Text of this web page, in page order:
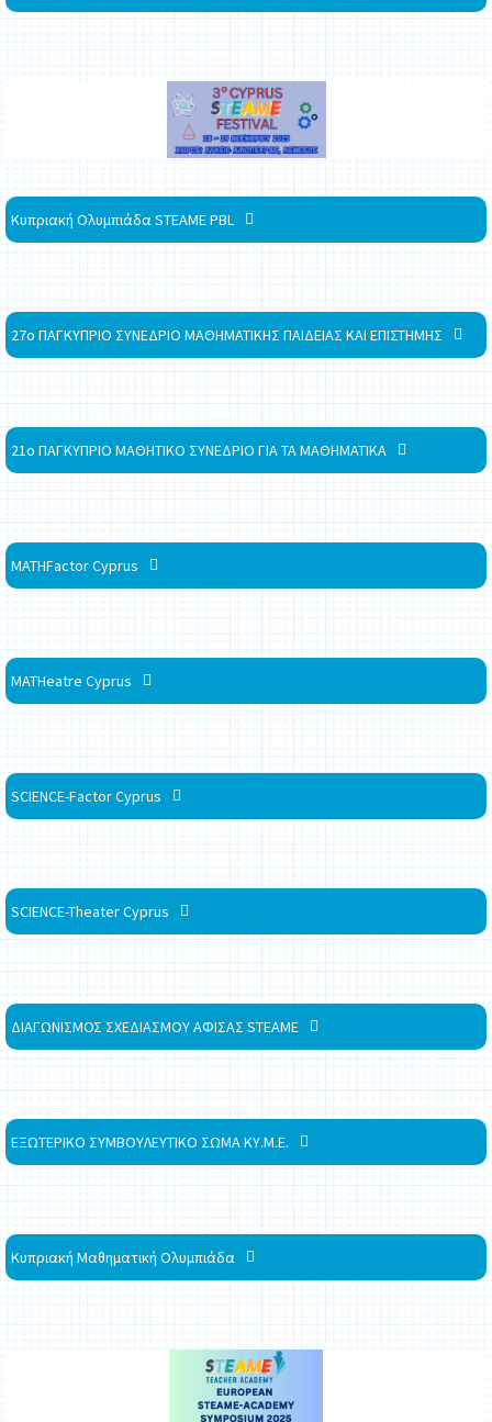
Κυπριακή Ολυμπιάδα STEAME PBL
27ο ΠΑΓΚΥΠΡΙΟ ΣΥΝΕΔΡΙΟ ΜΑΘΗΜΑΤΙΚΗΣ ΠΑΙΔΕΙΑΣ ΚΑΙ ΕΠΙΣΤΗΜΗΣ
21ο ΠΑΓΚΥΠΡΙΟ ΜΑΘΗΤΙΚΟ ΣΥΝΕΔΡΙΟ ΓΙΑ ΤΑ ΜΑΘΗΜΑΤΙΚΑ
MATHFactor Cyprus
MATHeatre Cyprus
SCIENCE-Factor Cyprus
SCIENCE-Theater Cyprus
ΔΙΑΓΩΝΙΣΜΟΣ ΣΧΕΔΙΑΣΜΟΥ ΑΦΙΣΑΣ STEAME
ΕΞΩΤΕΡΙΚΟ ΣΥΜΒΟΥΛΕΥΤΙΚΟ ΣΩΜΑ ΚΥ.Μ.Ε.
Κυπριακή Μαθηματική Ολυμπιάδα